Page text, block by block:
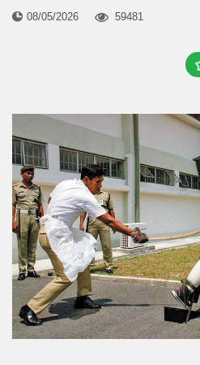
08/05/2026 59481